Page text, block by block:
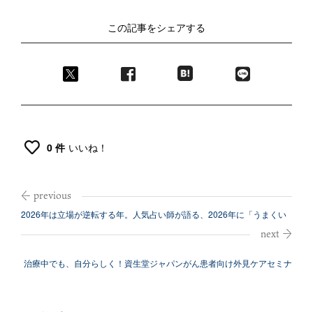
この記事をシェアする
0 件 いいね！
2026年は立場が逆転する年。人気占い師が語る、2026年に「うまくい
治療中でも、自分らしく！資生堂ジャパンがん患者向け外見ケアセミナ